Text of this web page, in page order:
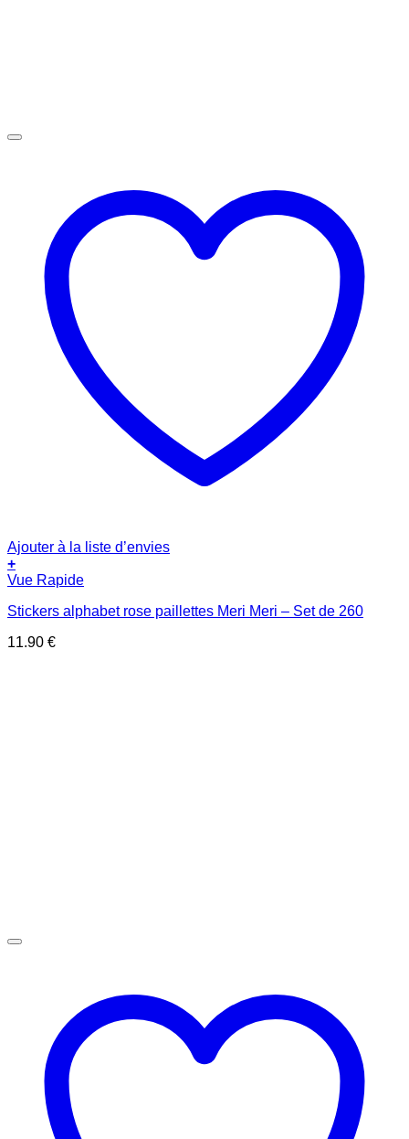
Ajouter à la liste d’envies
+
Vue Rapide
Stickers alphabet rose paillettes Meri Meri – Set de 260
11.90 €